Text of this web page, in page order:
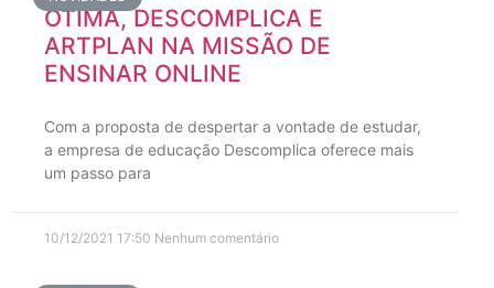
ÓTIMA, DESCOMPLICA E
ARTPLAN NA MISSÃO DE
ENSINAR ONLINE
Com a proposta de despertar a vontade de estudar,
a empresa de educação Descomplica oferece mais
um passo para
10/12/2021 17:50 Nenhum comentário